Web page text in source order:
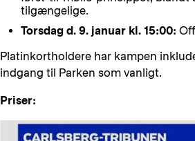
tilgængelige.
Torsdag d. 9. januar kl. 15:00:
Platinkortholdere har kampen
indgang til Parken som vanligt.
Priser: